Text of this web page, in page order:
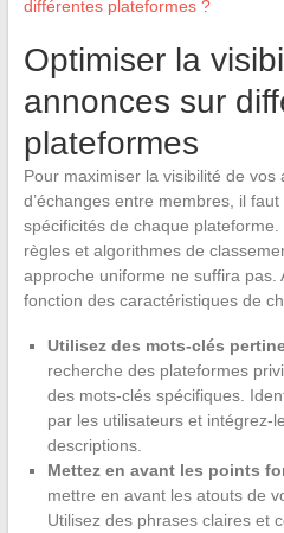
différentes plateformes ?
Optimiser la
annonces sur
plateformes
Pour maximiser la visibilité de
d’échanges entre membres, il
spécificités de chaque
règles et algorithmes de
approche uniforme ne suffira pas.
fonction des caractéristiques de
Utilisez des mots-clés
recherche des plateformes
des mots-clés spécifiques.
par les utilisateurs et intégrez-
descriptions.
Mettez en avant les points
mettre en avant les atouts de
Utilisez des phrases claires et